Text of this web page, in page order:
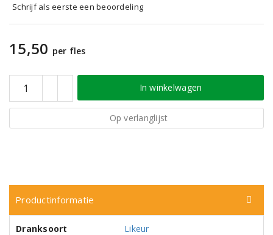
Schrijf als eerste een beoordeling
15,50 per fles
In winkelwagen
Op verlanglijst
Productinformatie
Dranksoort
Likeur